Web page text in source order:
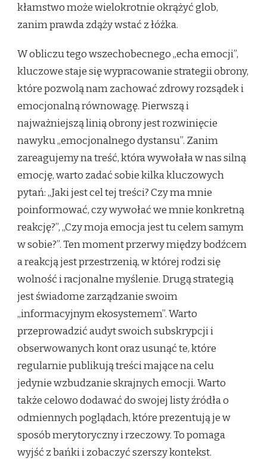
kłamstwo może wielokrotnie okrążyć glob,
zanim prawda zdąży wstać z łóżka.
W obliczu tego wszechobecnego „echa emocji”,
kluczowe staje się wypracowanie strategii obrony,
które pozwolą nam zachować zdrowy rozsądek i
emocjonalną równowagę. Pierwszą i
najważniejszą linią obrony jest rozwinięcie
nawyku „emocjonalnego dystansu”. Zanim
zareagujemy na treść, która wywołała w nas silną
emocję, warto zadać sobie kilka kluczowych
pytań: „Jaki jest cel tej treści? Czy ma mnie
poinformować, czy wywołać we mnie konkretną
reakcję?”, „Czy moja emocja jest tu celem samym
w sobie?”. Ten moment przerwy między bodźcem
a reakcją jest przestrzenią, w której rodzi się
wolność i racjonalne myślenie. Drugą strategią
jest świadome zarządzanie swoim
„informacyjnym ekosystemem”. Warto
przeprowadzić audyt swoich subskrypcji i
obserwowanych kont oraz usunąć te, które
regularnie publikują treści mające na celu
jedynie wzbudzanie skrajnych emocji. Warto
także celowo dodawać do swojej listy źródła o
odmiennych poglądach, które prezentują je w
sposób merytoryczny i rzeczowy. To pomaga
wyjść z bańki i zobaczyć szerszy kontekst.